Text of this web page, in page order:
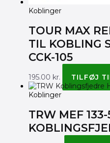
Koblinger
TOUR MAX
TIL KOBLING
CCK-105
195.00 kr.
TILFØJ
Koblinger
TRW MEF